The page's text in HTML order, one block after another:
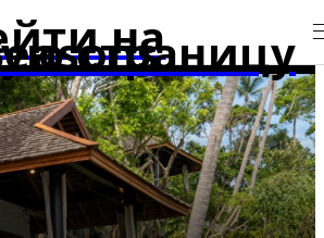
на
Four Seasons